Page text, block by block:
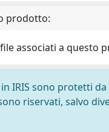
prodotto:
associati a questo
IRIS sono protetti
riservati, salvo